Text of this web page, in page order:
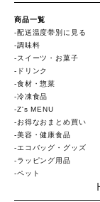
商品一覧
配送温度帯別に見る
調味料
スイーツ・お菓子
ドリンク
食材・惣菜
冷凍食品
Z's MENU
お得なおまとめ買い
美容・健康食品
エコバッグ・グッズ
ラッピング用品
ペット